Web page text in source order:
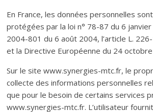
En France, les données personnelles
protégées par la loi n° 78-87 du 6 janvier
2004-801 du 6 août 2004, l’article L.
et la Directive Européenne du 24
Sur le site www.synergies-mtc.fr, le
collecte des informations personnelles
que pour le besoin de certains services
www.synergies-mtc.fr. L’utilisateur